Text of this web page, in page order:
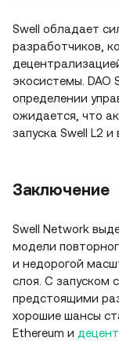
Swell обладает
разработчиков,
экосистемы. DAO
определении
ожидается, что
запуска Swell L2
Заключение
Swell Network
модели
и недорогой
слоя. С запуском
предстоящими
хорошие шансы
Ethereum и